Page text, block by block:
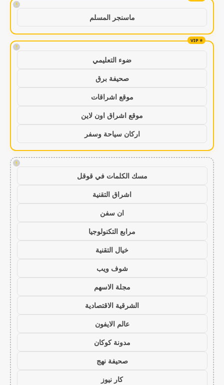
!
ماسنجر المسلم
!
ضوء التعليمي
صحيفة برق
موقع اشراقات
موقع اشراق اون لاين
اركان سياحة وسفر
!
مسك الكلمات في قوقل
اشراق التقنية
ان سفن
مرابع التكنولوجيا
خيال التقنية
شوف ويب
مجلة الاسهم
الشرقية الاقتصادية
عالم الايفون
مدونة كوكان
صحيفة نهج
كار نيوز